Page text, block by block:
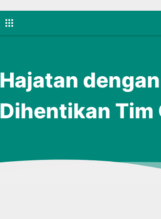
Hajatan
Dihentikan Tim